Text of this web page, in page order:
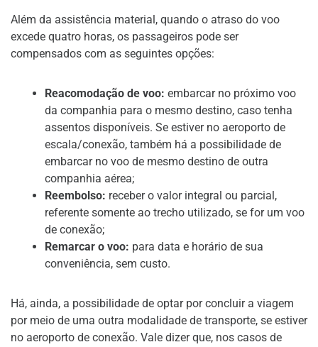
Além da assistência material, quando o atraso do voo
excede quatro horas, os passageiros pode ser
compensados com as seguintes opções:
Reacomodação de voo: embarcar no próximo voo
da companhia para o mesmo destino, caso tenha
assentos disponíveis. Se estiver no aeroporto de
escala/conexão, também há a possibilidade de
embarcar no voo de mesmo destino de outra
companhia aérea;
Reembolso: receber o valor integral ou parcial,
referente somente ao trecho utilizado, se for um voo
de conexão;
Remarcar o voo: para data e horário de sua
conveniência, sem custo.
Há, ainda, a possibilidade de optar por concluir a viagem
por meio de uma outra modalidade de transporte, se estiver
no aeroporto de conexão. Vale dizer que, nos casos de